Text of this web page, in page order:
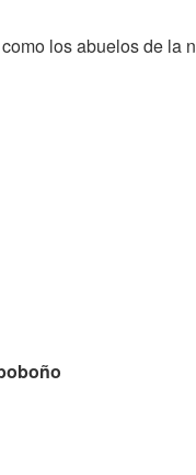
los abuelos de